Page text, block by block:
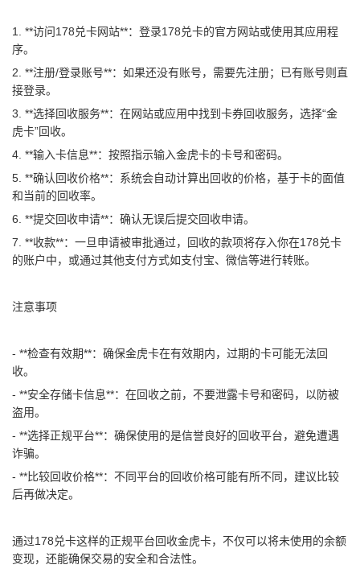
1. **访问178兑卡网站**：登录178兑卡的官方网站或使用其应用程
序。
2. **注册/登录账号**：如果还没有账号，需要先注册；已有账号则直
接登录。
3. **选择回收服务**：在网站或应用中找到卡券回收服务，选择“金
虎卡”回收。
4. **输入卡信息**：按照指示输入金虎卡的卡号和密码。
5. **确认回收价格**：系统会自动计算出回收的价格，基于卡的面值
和当前的回收率。
6. **提交回收申请**：确认无误后提交回收申请。
7. **收款**：一旦申请被审批通过，回收的款项将存入你在178兑卡
的账户中，或通过其他支付方式如支付宝、微信等进行转账。
注意事项
- **检查有效期**：确保金虎卡在有效期内，过期的卡可能无法回
收。
- **安全存储卡信息**：在回收之前，不要泄露卡号和密码，以防被
盗用。
- **选择正规平台**：确保使用的是信誉良好的回收平台，避免遭遇
诈骗。
- **比较回收价格**：不同平台的回收价格可能有所不同，建议比较
后再做决定。
通过178兑卡这样的正规平台回收金虎卡，不仅可以将未使用的余额
变现，还能确保交易的安全和合法性。